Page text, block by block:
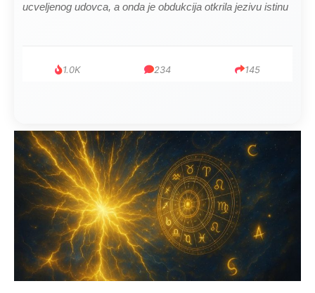
ucveljenog udovca, a onda je obdukcija otkrila jezivu istinu
1.0K 234 145